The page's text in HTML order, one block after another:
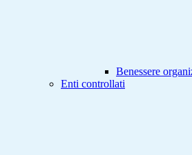
Benessere
Enti controllati